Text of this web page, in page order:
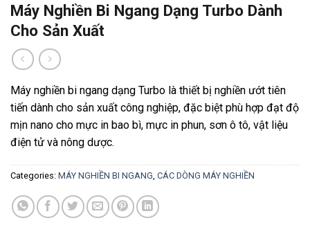
Máy Nghiền Bi Ngang Dạng Turbo Dành
Cho Sản Xuất
Máy nghiền bi ngang dạng Turbo là thiết bị nghiền ướt tiên
tiến dành cho sản xuất công nghiệp, đặc biệt phù hợp đạt độ
mịn nano cho mực in bao bì, mực in phun, sơn ô tô, vật liệu
điện tử và nông dược.
Categories: MÁY NGHIỀN BI NGANG, CÁC DÒNG MÁY NGHIỀN